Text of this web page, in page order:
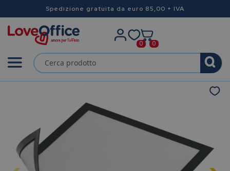
Spedizione gratuita da euro 85,00 + IVA
0 0